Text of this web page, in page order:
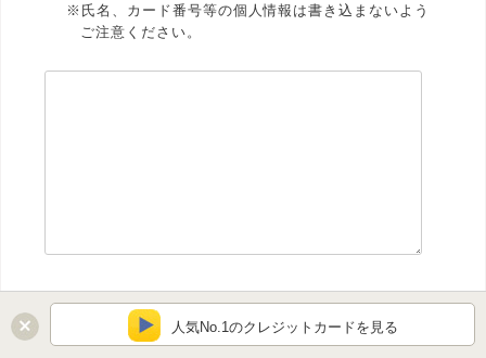
人気No.1のクレジットカードを見る
※氏名、カード番号等の個人情報は書き込まないよう
ご注意ください。